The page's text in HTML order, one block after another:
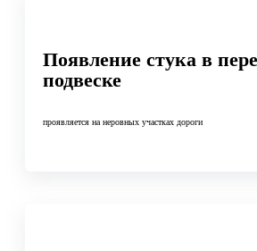
Появление стука в
подвеске
проявляется на неровных участках дороги